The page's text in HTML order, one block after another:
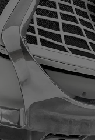
armleuningendie
diepte en hoek)en
is volledig aanpasbaar
verkrijgen.
wat betreft
en
en vervaardigd
van afmetingen,